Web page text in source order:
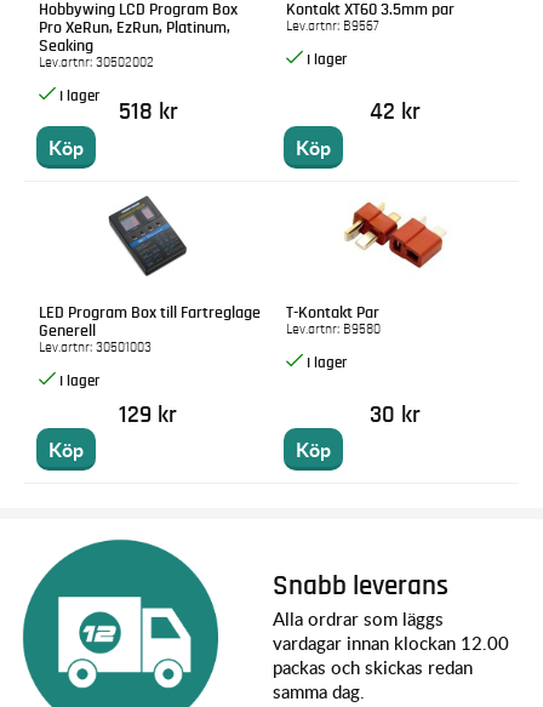
Hobbywing LCD Program Box
Pro XeRun, EzRun, Platinum,
Seaking
Lev.artnr: 30502002
518 kr
Köp
Kontakt XT60 3.5mm par
Lev.artnr: B9567
42 kr
Köp
LED Program Box till Fartreglage
Generell
Lev.artnr: 30501003
129 kr
Köp
T-Kontakt Par
Lev.artnr: B9580
30 kr
Köp
Snabb leverans
Alla ordrar som läggs
vardagar innan klockan 12.00
packas och skickas redan
samma dag.